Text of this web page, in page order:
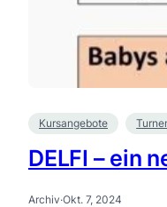
Kursangebote
DELFI – ein
Archiv·Okt. 7, 2024